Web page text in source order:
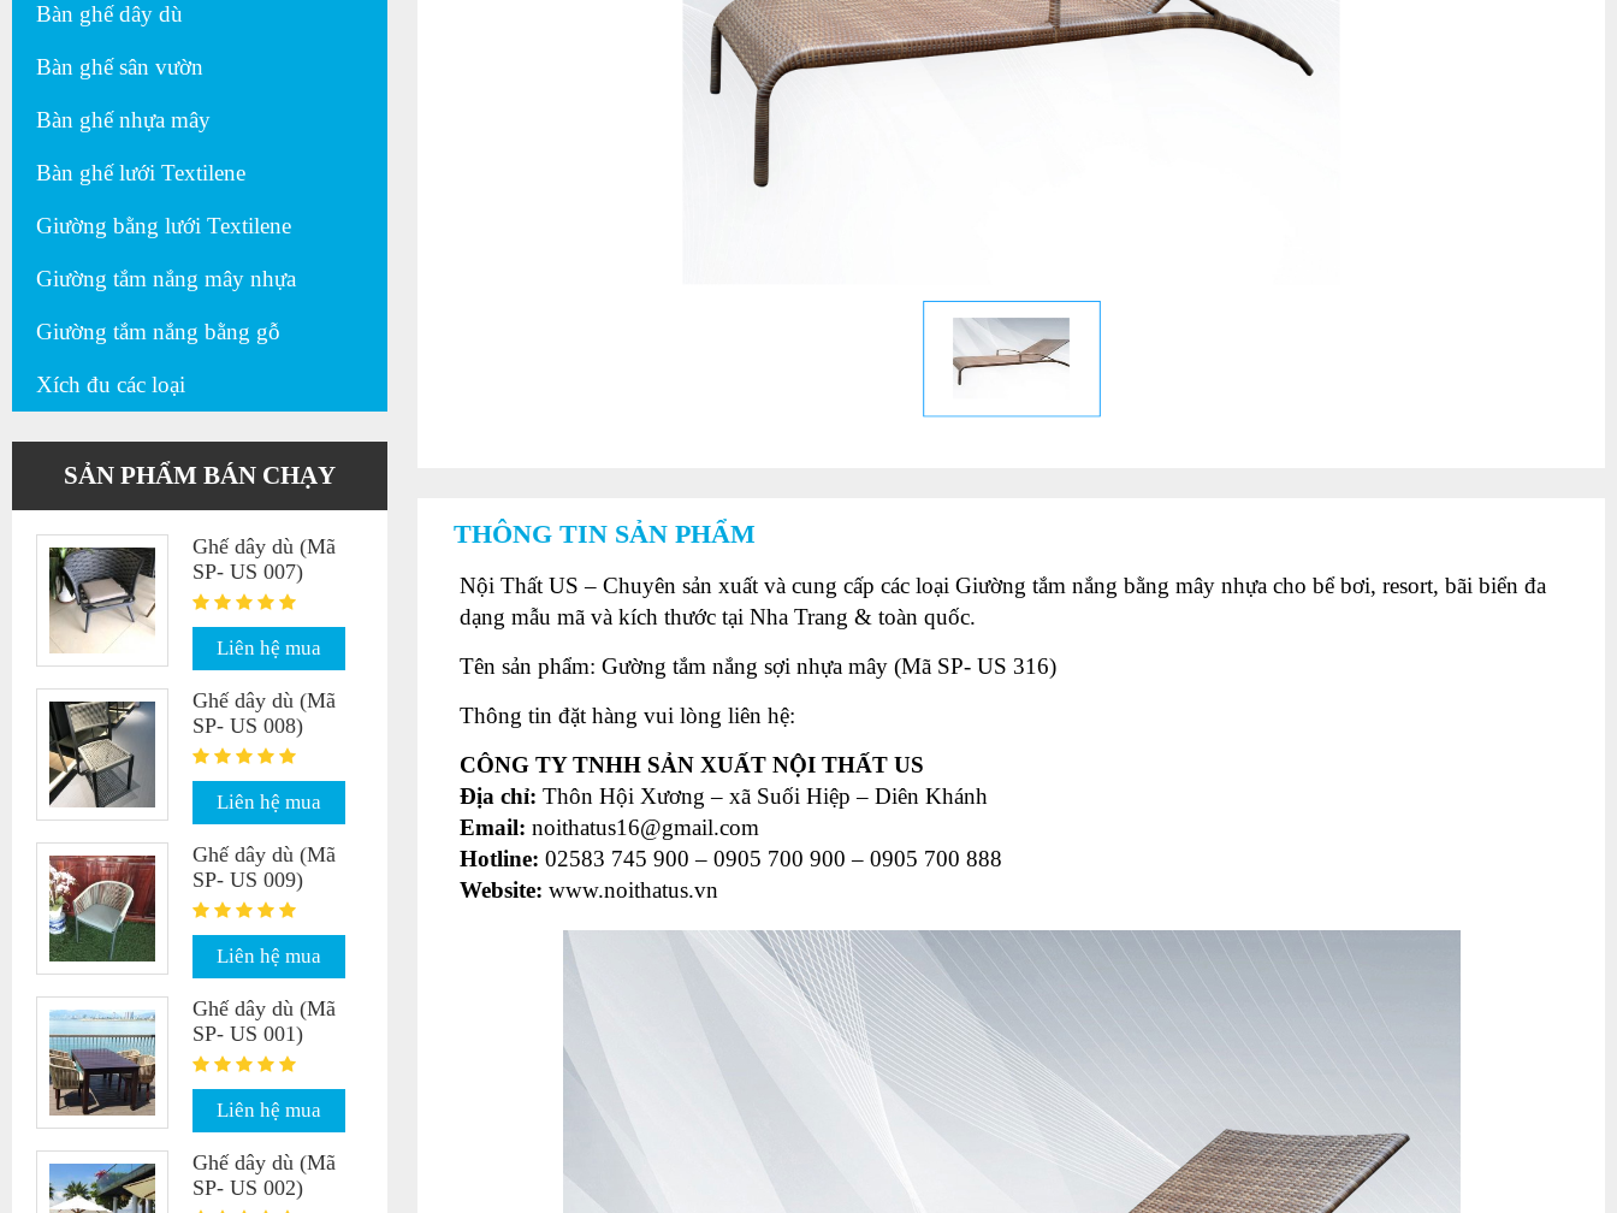
THÔNG TIN SẢN PHẨM
Nội Thất US – Chuyên sản xuất và cung cấp các loại Giường tắm nắng bằng mây nhựa cho bể bơi, resort, bãi biển đa
dạng mẫu mã và kích thước tại Nha Trang & toàn quốc.
Tên sản phẩm: Gường tắm nắng sợi nhựa mây (Mã SP- US 316)
Thông tin đặt hàng vui lòng liên hệ:
CÔNG TY TNHH SẢN XUẤT NỘI THẤT US
Địa chỉ: Thôn Hội Xương – xã Suối Hiệp – Diên Khánh
Email: noithatus16@gmail.com
Hotline: 02583 745 900 – 0905 700 900 – 0905 700 888
Website: www.noithatus.vn
Bàn ghế dây dù
Bàn ghế sân vườn
Bàn ghế nhựa mây
Bàn ghế lưới Textilene
Giường bằng lưới Textilene
Giường tắm nắng mây nhựa
Giường tắm nắng bằng gỗ
Xích đu các loại
SẢN PHẨM BÁN CHẠY
Ghế dây dù (Mã
SP- US 007)
Liên hệ mua
Ghế dây dù (Mã
SP- US 008)
Liên hệ mua
Ghế dây dù (Mã
SP- US 009)
Liên hệ mua
Ghế dây dù (Mã
SP- US 001)
Liên hệ mua
Ghế dây dù (Mã
SP- US 002)